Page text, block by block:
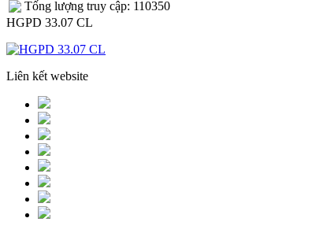
Tống lượng truy cập: 110350
HGPD 33.07 CL
Liên kết website